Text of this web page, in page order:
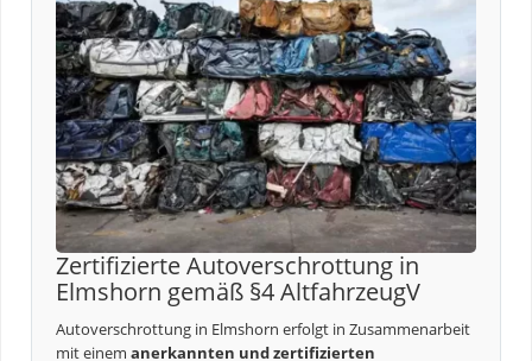
Zertifizierte Autoverschrottung in
Elmshorn gemäß §4 AltfahrzeugV
Autoverschrottung in Elmshorn erfolgt in Zusammenarbeit
mit einem anerkannten und zertifizierten